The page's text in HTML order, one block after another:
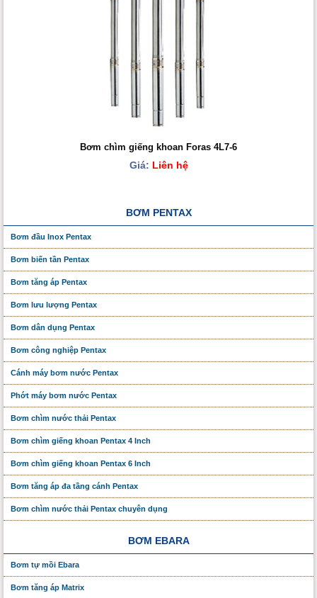
Bơm chìm giếng khoan Foras 4L7-6
Giá: Liên hệ
BƠM PENTAX
Bơm đầu Inox Pentax
Bơm biến tần Pentax
Bơm tăng áp Pentax
Bơm lưu lượng Pentax
Bơm dân dụng Pentax
Bơm công nghiệp Pentax
Cánh máy bơm nước Pentax
Phớt máy bơm nước Pentax
Bơm chìm nước thải Pentax
Bơm chìm giếng khoan Pentax 4 Inch
Bơm chìm giếng khoan Pentax 6 Inch
Bơm tăng áp đa tầng cánh Pentax
Bơm chìm nước thải Pentax chuyên dụng
BƠM EBARA
Bơm tự mồi Ebara
Bơm tăng áp Matrix